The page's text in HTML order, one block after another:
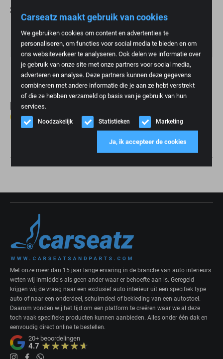
Carseatz maakt gebruik van cookies
We gebruiken cookies om content en advertenties te
personaliseren, om functies voor social media te bieden en om
ons websiteverkeer te analyseren. Ook delen we informatie over
je gebruik van onze site met onze partners voor social media,
adverteren en analyse. Deze partners kunnen deze gegevens
combineren met andere informatie die je aan ze hebt verstrekt
of die ze hebben verzameld op basis van je gebruik van hun
services.
Noodzakelijk Statistieken Marketing
Ja, ik accepteer de cookies
Specificaties
Gewicht 1 kg
Kleur Grijs
Merk Renault
Reviews
0 reviews
Schrijf review
Met onze meer dan 15 jaar lange ervaring in de branche van auto interieurs
weten wij inmiddels als geen ander waar er behoefte aan is. Geregeld
krijgen wij de vraag naar een exclusief auto interieur uit een specifiek type
auto of naar een onderdeel, schuimdeel of bekleding van een autostoel.
Daarom vonden wij het tijd om een platform te creëren waar we al deze
toch vaak specifieke producten kunnen aanbieden. Alles onder één dak en
eenvoudig direct online te bestellen.
20+ beoordelingen
4.7